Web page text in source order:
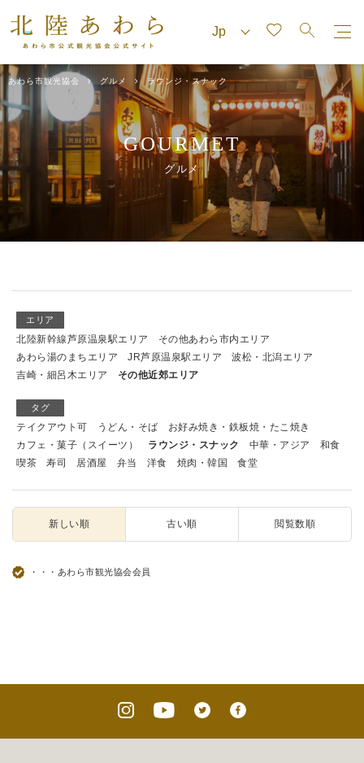
あわら市観光協会 グルメ ラウンジ・スナック
GOURMET
グルメ
エリア
北陸新幹線芦原温泉駅エリア
その他あわら市内エリア
あわら湯のまちエリア
JR芦原温泉駅エリア
波松・北潟エリア
吉崎・細呂木エリア
その他近郊エリア
タグ
テイクアウト可 うどん・そば
お好み焼き・鉄板焼・たこ焼き
カフェ・菓子（スイーツ）
ラウンジ・スナック 中華・アジア
和食
喫茶
寿司 居酒屋 弁当 洋食 焼肉・韓国 食堂
新しい順 古い順 閲覧数順
・・・あわら市観光協会会員